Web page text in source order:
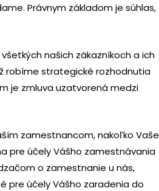
Právnym základom je súhlas,
našich zákazníkoch a ich
robíme strategické rozhodnutia
je zmluva uzatvorená medzi
zamestnancom, nakoľko Vaše
pre účely Vášho zamestnávania
o zamestnanie u nás,
pre účely Vášho zaradenia do